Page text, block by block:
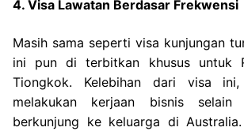
4. Visa Lawatan Berdasar Frekwensi
Masih sama seperti visa kunjungan
ini pun di terbitkan khusus untuk
Tiongkok. Kelebihan dari visa
melakukan kerjaan bisnis selain
berkunjung ke keluarga di